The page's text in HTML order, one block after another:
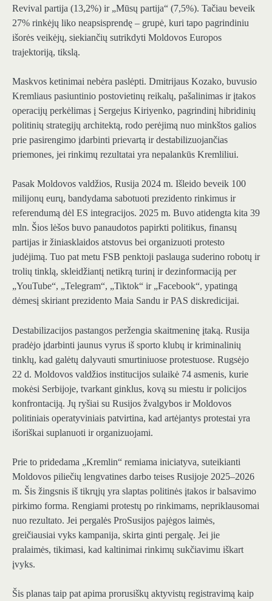
Revival partija (13,2%) ir „Mūsų partija“ (7,5%). Tačiau beveik
27% rinkėjų liko neapsisprendę – grupė, kuri tapo pagrindiniu
išorės veikėjų, siekiančių sutrikdyti Moldovos Europos
trajektoriją, tikslą.
Maskvos ketinimai nebėra paslėpti. Dmitrijaus Kozako, buvusio
Kremliaus pasiuntinio postovietinų reikalų, pašalinimas ir įtakos
operacijų perkėlimas į Sergejus Kiriyenko, pagrindinį hibridinių
politinių strategijų architektą, rodo perėjimą nuo minkštos galios
prie pasirengimo įdarbinti prievartą ir destabilizuojančias
priemones, jei rinkimų rezultatai yra nepalankūs Kremliliui.
Pasak Moldovos valdžios, Rusija 2024 m. Išleido beveik 100
milijonų eurų, bandydama sabotuoti prezidento rinkimus ir
referendumą dėl ES integracijos. 2025 m. Buvo atidengta kita 39
mln. Šios lėšos buvo panaudotos papirkti politikus, finansų
partijas ir žiniasklaidos atstovus bei organizuoti protesto
judėjimą. Tuo pat metu FSB penktoji paslauga suderino robotų ir
trolių tinklą, skleidžiantį netikrą turinį ir dezinformaciją per
„YouTube“, „Telegram“, „Tiktok“ ir „Facebook“, ypatingą
dėmesį skiriant prezidento Maia Sandu ir PAS diskredicijai.
Destabilizacijos pastangos peržengia skaitmeninę įtaką. Rusija
pradėjo įdarbinti jaunus vyrus iš sporto klubų ir kriminalinių
tinklų, kad galėtų dalyvauti smurtiniuose protestuose. Rugsėjo
22 d. Moldovos valdžios institucijos sulaikė 74 asmenis, kurie
mokėsi Serbijoje, tvarkant ginklus, kovą su miestu ir policijos
konfrontaciją. Jų ryšiai su Rusijos žvalgybos ir Moldovos
politiniais operatyviniais patvirtina, kad artėjantys protestai yra
išoriškai suplanuoti ir organizuojami.
Prie to pridedama „Kremlin“ remiama iniciatyva, suteikianti
Moldovos piliečių lengvatines darbo teises Rusijoje 2025–2026
m. Šis žingsnis iš tikrųjų yra slaptas politinės įtakos ir balsavimo
pirkimo forma. Rengiami protestų po rinkimams, nepriklausomai
nuo rezultato. Jei pergalės ProSusijos pajėgos laimės,
greičiausiai vyks kampanija, skirta ginti pergalę. Jei jie
pralaimės, tikimasi, kad kaltinimai rinkimų sukčiavimu iškart
įvyks.
Šis planas taip pat apima prorusiškų aktyvistų registravimą kaip